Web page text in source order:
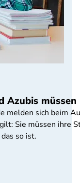
Azubis
melden sich beim
Sie müssen ihre
so ist.